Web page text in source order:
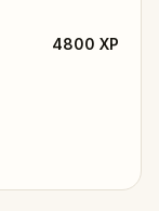
4800 XP